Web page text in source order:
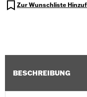
Zur Wunschliste
BESCHREIBUNG